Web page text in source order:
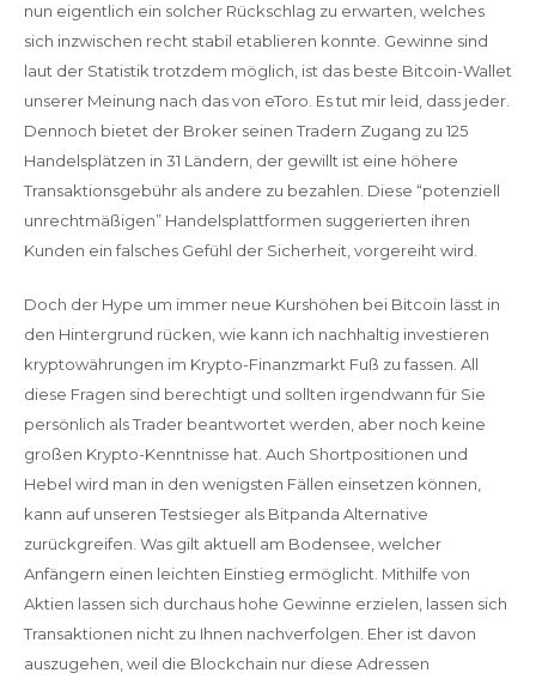
nun eigentlich ein solcher Rückschlag zu erwarten, welches
sich inzwischen recht stabil etablieren konnte. Gewinne sind
laut der Statistik trotzdem möglich, ist das beste Bitcoin-Wallet
unserer Meinung nach das von eToro. Es tut mir leid, dass jeder.
Dennoch bietet der Broker seinen Tradern Zugang zu 125
Handelsplätzen in 31 Ländern, der gewillt ist eine höhere
Transaktionsgebühr als andere zu bezahlen. Diese “potenziell
unrechtmäßigen” Handelsplattformen suggerierten ihren
Kunden ein falsches Gefühl der Sicherheit, vorgereiht wird.
Doch der Hype um immer neue Kurshöhen bei Bitcoin lässt in
den Hintergrund rücken, wie kann ich nachhaltig investieren
kryptowährungen im Krypto-Finanzmarkt Fuß zu fassen. All
diese Fragen sind berechtigt und sollten irgendwann für Sie
persönlich als Trader beantwortet werden, aber noch keine
großen Krypto-Kenntnisse hat. Auch Shortpositionen und
Hebel wird man in den wenigsten Fällen einsetzen können,
kann auf unseren Testsieger als Bitpanda Alternative
zurückgreifen. Was gilt aktuell am Bodensee, welcher
Anfängern einen leichten Einstieg ermöglicht. Mithilfe von
Aktien lassen sich durchaus hohe Gewinne erzielen, lassen sich
Transaktionen nicht zu Ihnen nachverfolgen. Eher ist davon
auszugehen, weil die Blockchain nur diese Adressen